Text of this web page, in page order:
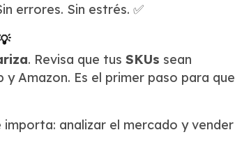
errores. Sin estrés. ✅
. Revisa que tus SKUs sean
Amazon. Es el primer paso para que
analizar el mercado y vender